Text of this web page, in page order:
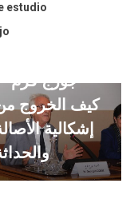
estudio
جورج قرم
كيف الخروج
إشكالية